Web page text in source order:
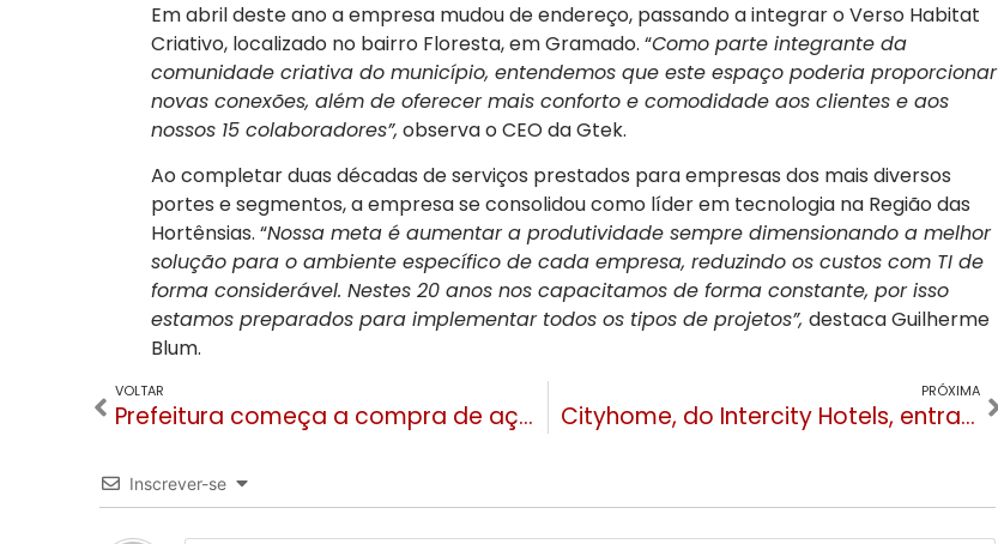
Em abril deste ano a empresa mudou de endereço, passando a integrar o Verso Habitat
Criativo, localizado no bairro Floresta, em Gramado. “Como parte integrante da
comunidade criativa do município, entendemos que este espaço poderia proporcionar
novas conexões, além de oferecer mais conforto e comodidade aos clientes e aos
nossos 15 colaboradores”, observa o CEO da Gtek.
Ao completar duas décadas de serviços prestados para empresas dos mais diversos
portes e segmentos, a empresa se consolidou como líder em tecnologia na Região das
Hortênsias. “Nossa meta é aumentar a produtividade sempre dimensionando a melhor
solução para o ambiente específico de cada empresa, reduzindo os custos com TI de
forma considerável. Nestes 20 anos nos capacitamos de forma constante, por isso
estamos preparados para implementar todos os tipos de projetos”, destaca Guilherme
Blum.
VOLTAR
Prefeitura começa a compra de ações do Cine Embaixador para assumir controle majoritário
PRÓXIMA
Cityhome, do Intercity Hotels, entra em operação em Gramado
Inscrever-se